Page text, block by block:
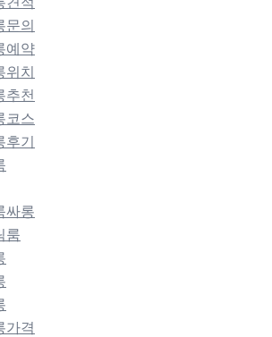
문의
예약
위치
추천
코스
후기
싸롱
룸
가격